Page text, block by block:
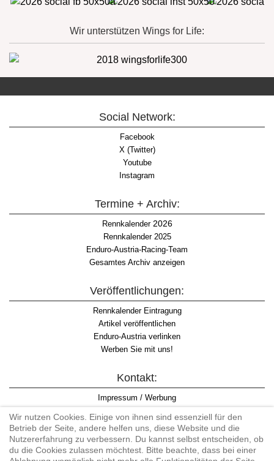
Wir unterstützen Wings for Life:
Social Network:
Facebook
X (Twitter)
Youtube
Instagram
Termine + Archiv:
Rennkalender2026
Rennkalender 2025
Enduro-Austria-Racing-Team
Gesamtes Archiv anzeigen
Veröffentlichungen:
Rennkalender Eintragung
Artikel veröffentlichen
Enduro-Austria verlinken
Werben Sie mit uns!
Kontakt:
Impressum / Werbung
Datenschutzinformation
Informationspflicht WKO
AGB
Wir nutzen Cookies. Einige von ihnen sind essenziell für den
Betrieb der Seite, andere helfen uns, diese Website und die
Nutzererfahrung zu verbessern. Du kannst selbst entscheiden, ob
du die Cookies zulassen möchtest. Bitte beachte, dass bei einer